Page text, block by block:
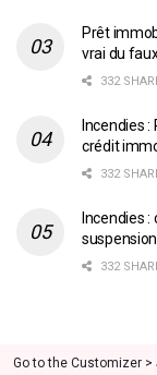
Prêt
vrai du
332
Incendies
crédit
332
Incendies
332
Go to the Customizer >